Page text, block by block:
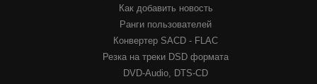
Как добавить новость
Ранги пользователей
Конвертер SACD - FLAC
Резка на треки DSD формата
DVD-Audio, DTS-CD